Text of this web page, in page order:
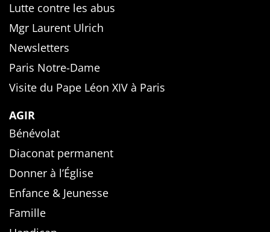
Lutte contre les abus
Mgr Laurent Ulrich
Newsletters
Paris Notre-Dame
Visite du Pape Léon XIV à Paris
AGIR
Bénévolat
Diaconat permanent
Donner à l’Église
Enfance & Jeunesse
Famille